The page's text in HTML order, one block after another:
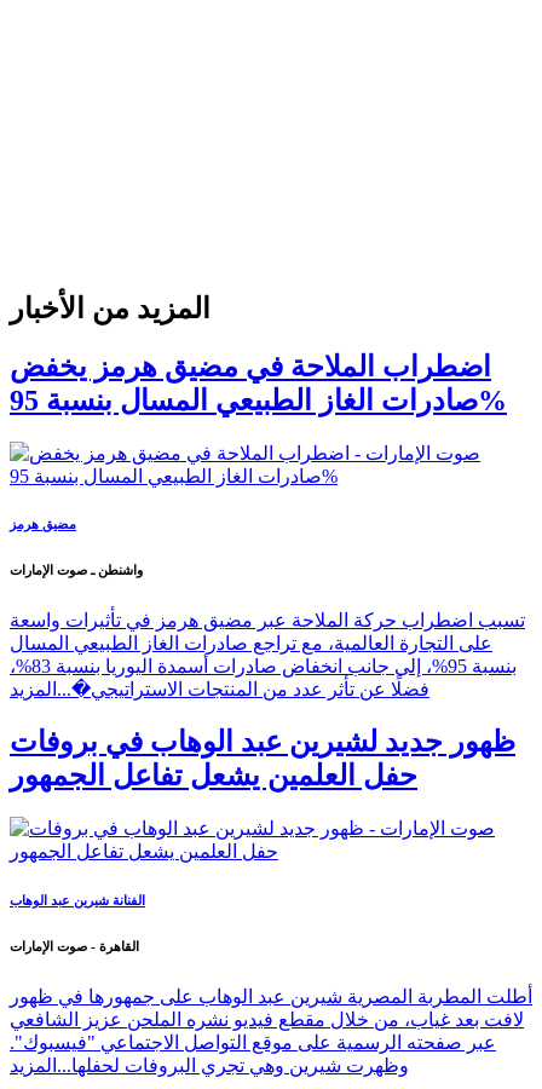
المزيد من الأخبار
اضطراب الملاحة في مضيق هرمز يخفض
صادرات الغاز الطبيعي المسال بنسبة 95%
مضيق هرمز
واشنطن ـ صوت الإمارات
تسبب اضطراب حركة الملاحة عبر مضيق هرمز في تأثيرات واسعة
على التجارة العالمية، مع تراجع صادرات الغاز الطبيعي المسال
بنسبة 95%، إلى جانب انخفاض صادرات أسمدة اليوريا بنسبة 83%،
فضلًا عن تأثر عدد من المنتجات الاستراتيجي�... المزيد
ظهور جديد لشيرين عبد الوهاب في بروفات
حفل العلمين يشعل تفاعل الجمهور
الفنانة شيرين عبد الوهاب
القاهرة - صوت الإمارات
أطلت المطربة المصرية شيرين عبد الوهاب على جمهورها في ظهور
لافت بعد غياب، من خلال مقطع فيديو نشره الملحن عزيز الشافعي
عبر صفحته الرسمية على موقع التواصل الاجتماعي "فيسبوك".
وظهرت شيرين وهي تجري البروفات لحفلها... المزيد